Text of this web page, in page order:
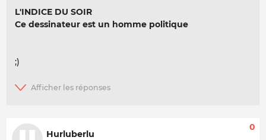
L'INDICE DU SOIR
Ce dessinateur est un homme politique
;)
Hurluberlu
0